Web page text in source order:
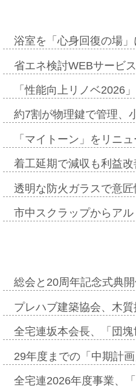
浴室を「心身回復の場
省エネ検討WEBサービ
「性能向上リノベ2026
約7割が物理鍵で管理、
「マイトーン」をリニ
着工延期で減収も利益
透明な防火ガラスで意
市中スクラップからア
総会と20周年記念式典
プレハブ建築協会、木
全宅連坂本会長、「団
29年度までの「中期計
全宅連2026年度事業、